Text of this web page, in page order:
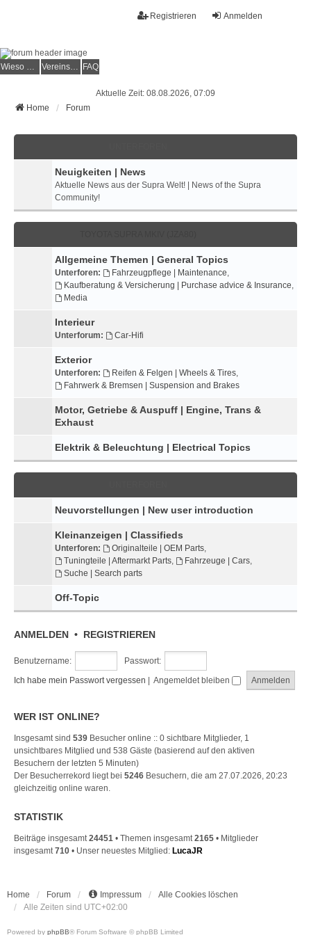
Anmelden
Registrieren
Wieso der e.V.? Vereinsmitglied werden FAQ
Aktuelle Zeit: 08.08.2026, 07:09
Home
Forum
Neuigkeiten | News
Aktuelle News aus der Supra Welt! | News of the Supra
Community!
Allgemeine Themen | General Topics
Unterforen: Fahrzeugpflege | Maintenance,
Kaufberatung & Versicherung | Purchase advice & Insurance,
Media
Interieur
Unterforum: Car-Hifi
Exterior
Unterforen: Reifen & Felgen | Wheels & Tires,
Fahrwerk & Bremsen | Suspension and Brakes
Motor, Getriebe & Auspuff | Engine, Trans &
Exhaust
Elektrik & Beleuchtung | Electrical Topics
Neuvorstellungen | New user introduction
Kleinanzeigen | Classifieds
Unterforen: Originalteile | OEM Parts,
Tuningteile | Aftermarkt Parts, Fahrzeuge | Cars,
Suche | Search parts
Off-Topic
ANMELDEN • REGISTRIEREN
Benutzername:
Passwort:
Ich habe mein Passwort vergessen
Angemeldet bleiben
WER IST ONLINE?
Insgesamt sind 539 Besucher online :: 0 sichtbare Mitglieder, 1
unsichtbares Mitglied und 538 Gäste (basierend auf den aktiven
Besuchern der letzten 5 Minuten)
Der Besucherrekord liegt bei 5246 Besuchern, die am 27.07.2026, 20:23
gleichzeitig online waren.
STATISTIK
Beiträge insgesamt24451 • Themen insgesamt2165 • Mitglieder
insgesamt710 • Unser neuestes Mitglied: LucaJR
Home Forum Impressum
Alle Cookies löschen
Alle Zeiten sind UTC+02:00
Powered by phpBB® Forum Software © phpBB Limited